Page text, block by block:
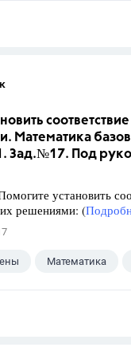
Математика
Зад.№17. Под
установить
решениями: (
Математика